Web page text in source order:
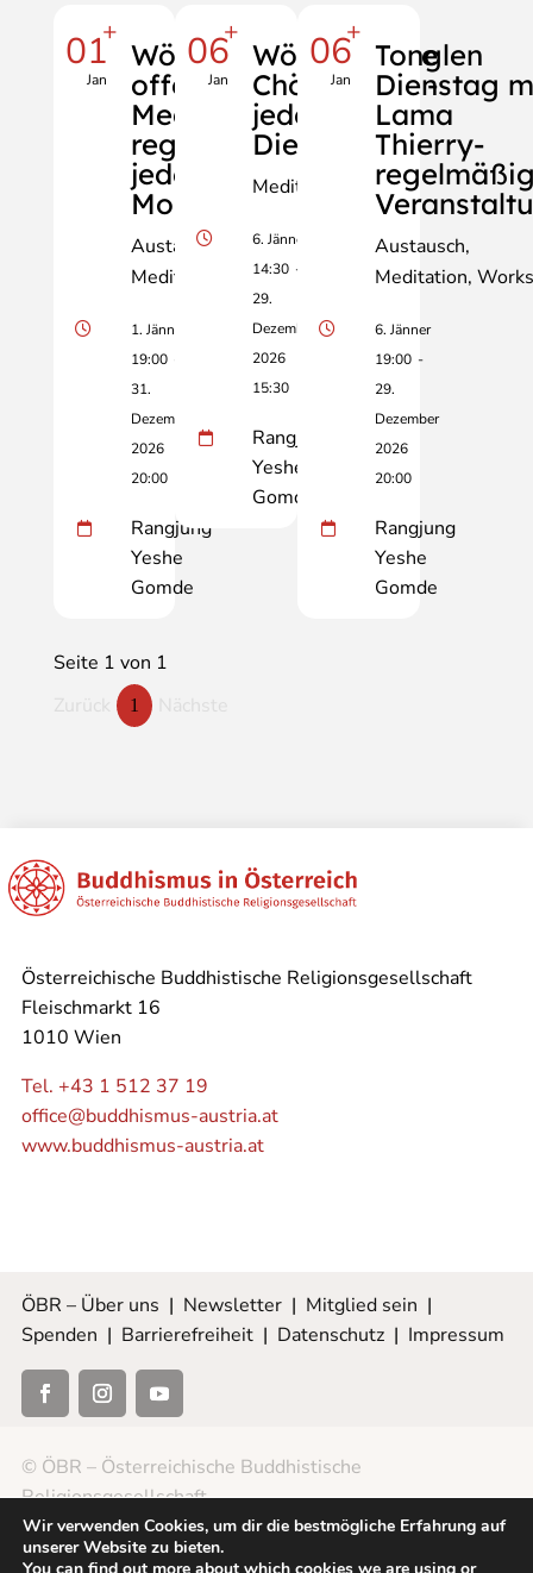
01+
Jan
Wöchentliche
offene
Meditation-
regelmäßig
jeden
Montag!
Austausch
Meditation
Vortrag
1. Jänner
19:00
31.
Dezember
2026
20:00
Rangjung
Yeshe
Gomde
06+
Jan
Wöchentliche
Chöd-Praxis -
jeden
Dienstag!
Meditation
6. Jänner
14:30 -
29.
Dezember
2026
15:30
Rangjung
Yeshe
Gomde
06+
Jan
Tonglen
Dienstag
Lama
Thierry-
Austausch
Meditation
6. Jänner
19:00 -
29.
Dezember
2026
20:00
Rangjung
Yeshe
Gomde
Seite 1 von 1
1
Österreichische Buddhistische Religionsgesellschaft
Fleischmarkt 16
1010 Wien
Tel. +43 1 512 37 19
office@buddhismus-austria.at
www.buddhismus-austria.at
ÖBR – Über uns | Newsletter| Mitglied sein |
Spenden | Barrierefreiheit| Datenschutz| Impressum
© ÖBR – Österreichische Buddhistische
Religionsgesellschaft
Wir verwenden Cookies, um dir die bestmögliche Erfahrung auf
unserer Website zu bieten.